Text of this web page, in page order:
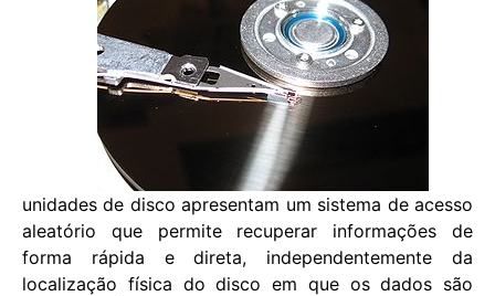
unidades de disco apresentam um sistema de acesso
aleatório que permite recuperar informações de
forma rápida e direta, independentemente da
localização física do disco em que os dados são